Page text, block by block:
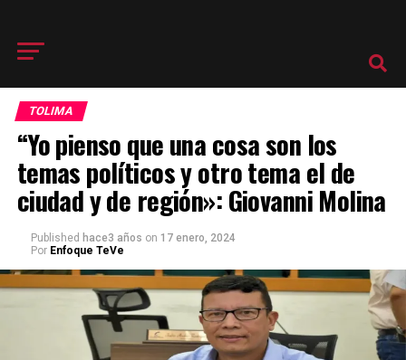
TOLIMA
“Yo pienso que una cosa son los
temas políticos y otro tema el de
ciudad y de región»: Giovanni Molina
Published hace3 años on 17 enero, 2024
Por Enfoque TeVe